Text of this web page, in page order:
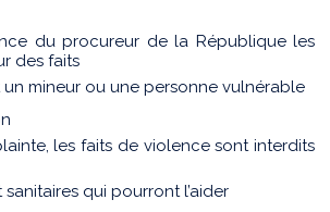
du procureur de la République les
des faits
un mineur ou une personne vulnérable
les faits de violence sont interdits
qui pourront l’aider